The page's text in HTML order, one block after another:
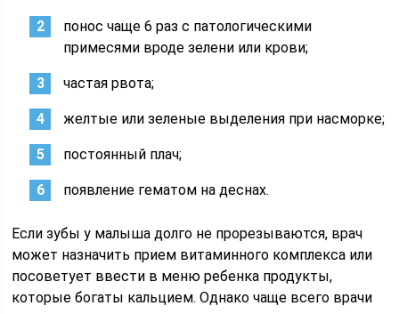
понос чаще 6 раз с патологическими
примесями вроде зелени или крови;
частая рвота;
желтые или зеленые выделения при насморке;
постоянный плач;
появление гематом на деснах.
Если зубы у малыша долго не прорезываются, врач
может назначить прием витаминного комплекса или
посоветует ввести в меню ребенка продукты,
которые богаты кальцием. Однако чаще всего врачи